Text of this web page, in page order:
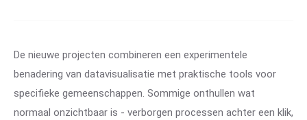
De nieuwe projecten combineren een experimentele
benadering van datavisualisatie met praktische tools voor
specifieke gemeenschappen. Sommige onthullen wat
normaal onzichtbaar is - verborgen processen achter een klik,